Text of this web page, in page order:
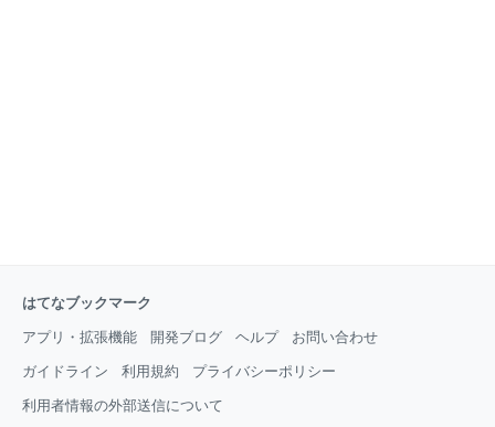
はてなブックマーク
アプリ・拡張機能 開発ブログ ヘルプ お問い合わせ
ガイドライン 利用規約 プライバシーポリシー
利用者情報の外部送信について